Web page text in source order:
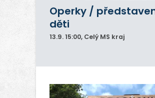
Operky /
děti
13.9.15:00, Celý MS kraj